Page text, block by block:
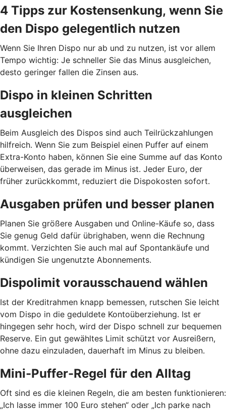
4 Tipps zur Kostensenkung, wenn Sie
den Dispo gelegentlich nutzen
Wenn Sie Ihren Dispo nur ab und zu nutzen, ist vor allem
Tempo wichtig: Je schneller Sie das Minus ausgleichen,
desto geringer fallen die Zinsen aus.
Dispo in kleinen Schritten
ausgleichen
Beim Ausgleich des Dispos sind auch Teilrückzahlungen
hilfreich. Wenn Sie zum Beispiel einen Puffer auf einem
Extra-Konto haben, können Sie eine Summe auf das Konto
überweisen, das gerade im Minus ist. Jeder Euro, der
früher zurückkommt, reduziert die Dispokosten sofort.
Ausgaben prüfen und besser planen
Planen Sie größere Ausgaben und Online-Käufe so, dass
Sie genug Geld dafür übrighaben, wenn die Rechnung
kommt. Verzichten Sie auch mal auf Spontankäufe und
kündigen Sie ungenutzte Abonnements.
Dispolimit vorausschauend wählen
Ist der Kreditrahmen knapp bemessen, rutschen Sie leicht
vom Dispo in die geduldete Kontoüberziehung. Ist er
hingegen sehr hoch, wird der Dispo schnell zur bequemen
Reserve. Ein gut gewähltes Limit schützt vor Ausreißern,
ohne dazu einzuladen, dauerhaft im Minus zu bleiben.
Mini-Puffer-Regel für den Alltag
Oft sind es die kleinen Regeln, die am besten funktionieren:
„Ich lasse immer 100 Euro stehen“ oder „Ich parke nach